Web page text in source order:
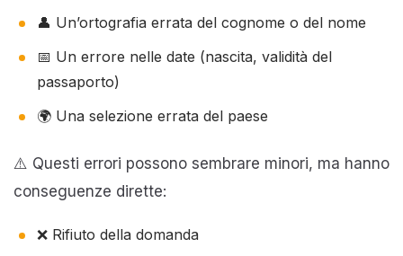
👤 Un’ortografia errata del cognome o del nome
📅 Un errore nelle date (nascita, validità del
passaporto)
🌍 Una selezione errata del paese
⚠️ Questi errori possono sembrare minori, ma hanno
conseguenze dirette:
❌ Rifiuto della domanda